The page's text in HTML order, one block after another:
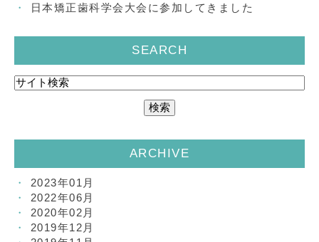
日本矯正歯科学会大会に参加してきました
SEARCH
ARCHIVE
2023年01月
2022年06月
2020年02月
2019年12月